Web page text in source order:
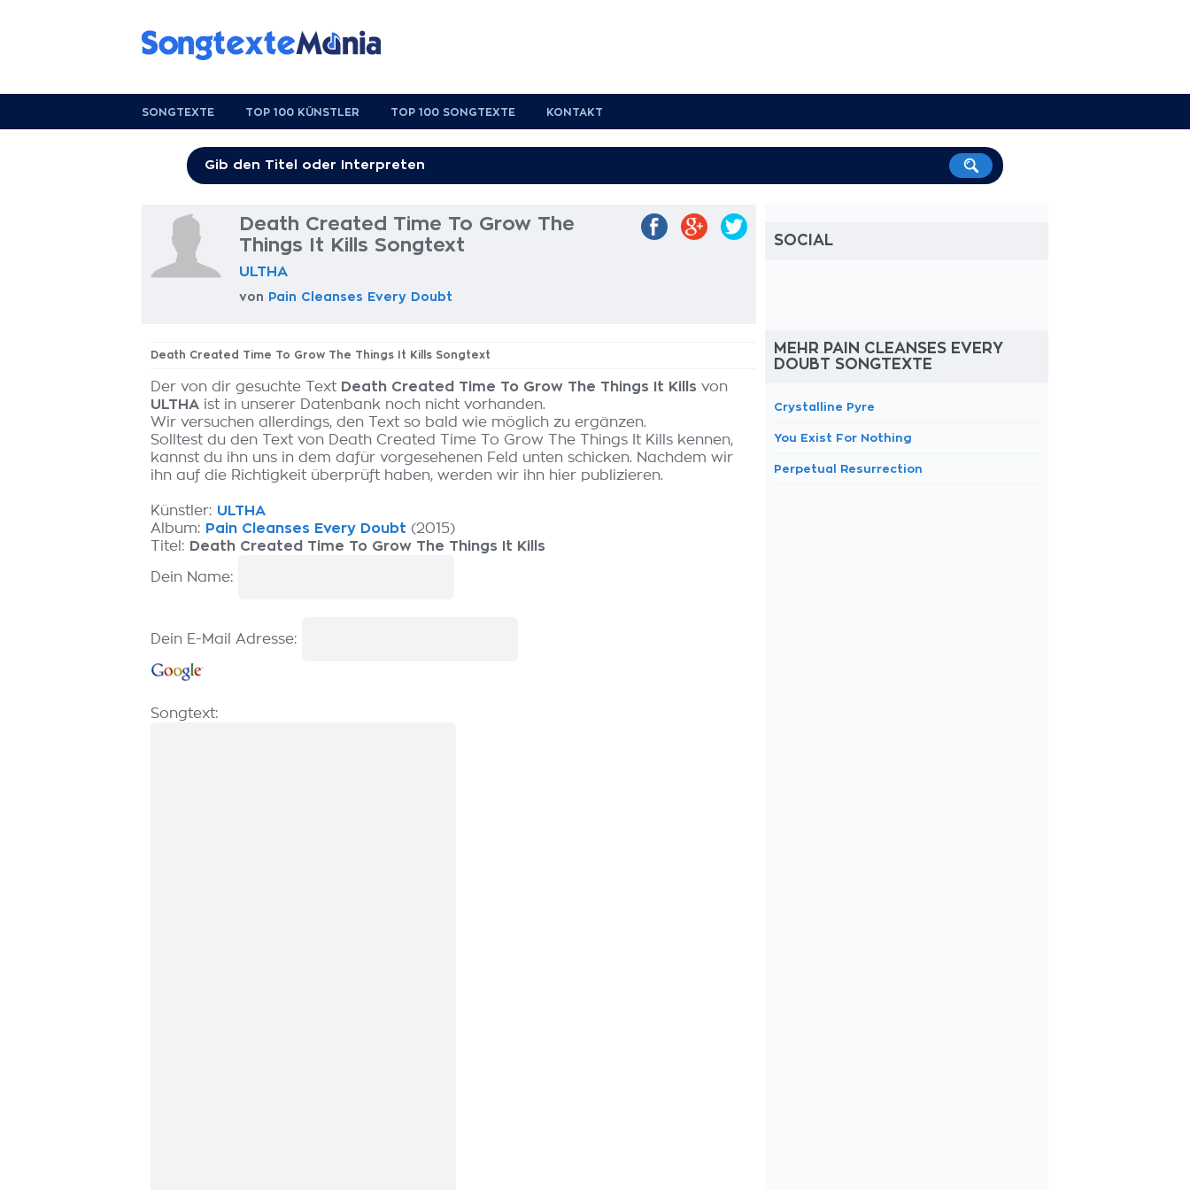
SONGTEXTE TOP 100 KÜNSTLER TOP 100 SONGTEXTE KONTAKT
Death Created Time To Grow The
Things It Kills Songtext
ULTHA
von Pain Cleanses Every Doubt
Death Created Time To Grow The Things It Kills Songtext
Der von dir gesuchte Text Death Created Time To Grow The Things It Kills von
ULTHA ist in unserer Datenbank noch nicht vorhanden.
Wir versuchen allerdings, den Text so bald wie möglich zu ergänzen.
Solltest du den Text von Death Created Time To Grow The Things It Kills kennen,
kannst du ihn uns in dem dafür vorgesehenen Feld unten schicken. Nachdem wir
ihn auf die Richtigkeit überprüft haben, werden wir ihn hier publizieren.
Künstler: ULTHA
Album: Pain Cleanses Every Doubt (2015)
Titel: Death Created Time To Grow The Things It Kills
Dein Name:
Dein E-Mail Adresse:
Songtext:
SOCIAL
MEHR PAIN CLEANSES EVERY
DOUBT SONGTEXTE
Crystalline Pyre
You Exist For Nothing
Perpetual Resurrection